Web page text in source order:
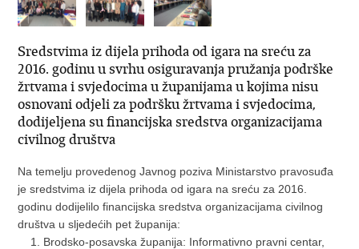
Sredstvima iz dijela prihoda od igara na sreću za
2016. godinu u svrhu osiguravanja pružanja podrške
žrtvama i svjedocima u županijama u kojima nisu
osnovani odjeli za podršku žrtvama i svjedocima,
dodijeljena su financijska sredstva organizacijama
civilnog društva
Na temelju provedenog Javnog poziva Ministarstvo pravosuđa
je sredstvima iz dijela prihoda od igara na sreću za 2016.
godinu dodijelilo financijska sredstva organizacijama civilnog
društva u sljedećih pet županija:
Brodsko-posavska županija: Informativno pravni centar,